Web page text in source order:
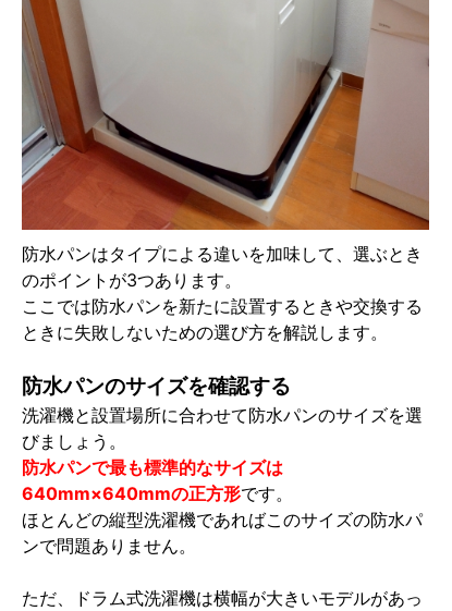
防水パンはタイプによる違いを加味して、選ぶとき
のポイントが3つあります。
ここでは防水パンを新たに設置するときや交換する
ときに失敗しないための選び方を解説します。
防水パンのサイズを確認する
洗濯機と設置場所に合わせて防水パンのサイズを選
びましょう。
防水パンで最も標準的なサイズは
640mm×640mmの正方形です。
ほとんどの縦型洗濯機であればこのサイズの防水パ
ンで問題ありません。
ただ、ドラム式洗濯機は横幅が大きいモデルがあっ